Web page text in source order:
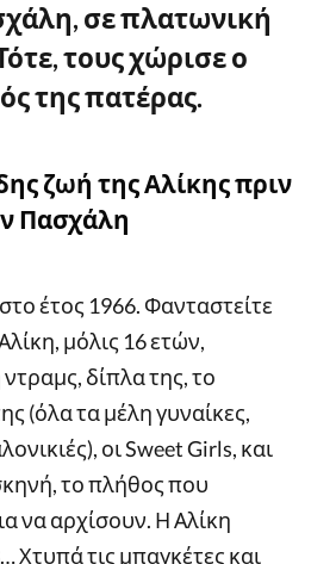
σε πλατωνική
τους χώρισε ο
της πατέρας.
ζωή της Αλίκης πριν
Πασχάλη
έτος 1966. Φανταστείτε
μόλις 16 ετών,
ντραμς, δίπλα της, το
(όλα τα μέλη γυναίκες,
οι Sweet Girls, και
το πλήθος που
να αρχίσουν. Η Αλίκη
Χτυπά τις μπαγκέτες και